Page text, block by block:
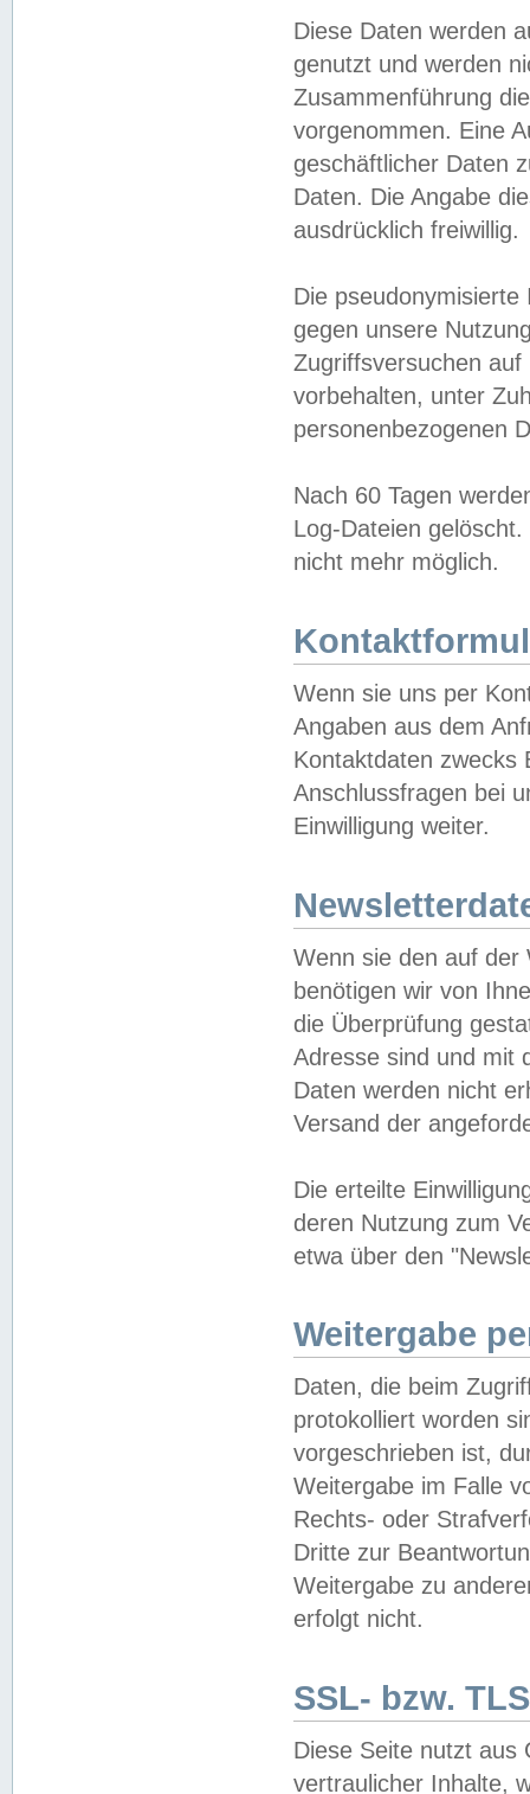
Diese Daten werden
genutzt und werden
Zusammenführung
vorgenommen. Eine
geschäftlicher Daten
Daten. Die Angabe
ausdrücklich freiwillig.
Die
gegen unsere
Zugriffsversuchen
vorbehalten, unter
personenbezogenen
Nach 60 Tagen
Log-Dateien
nicht mehr möglich.
Wenn sie uns per
Angaben aus dem
Kontaktdaten zwecks
Anschlussfragen bei
Einwilligung weiter.
Wenn sie den auf der
benötigen wir von
die Überprüfung
Adresse sind und mit
Daten werden nicht
Versand der
Die erteilte
deren Nutzung zum
etwa über den
Weitergabe
Daten, die beim
protokolliert worden
vorgeschrieben ist,
Weitergabe im Falle
Rechts- oder
Dritte zur
Weitergabe zu
erfolgt nicht.
SSL- bzw.
Diese Seite nutzt aus
vertraulicher Inhalte,